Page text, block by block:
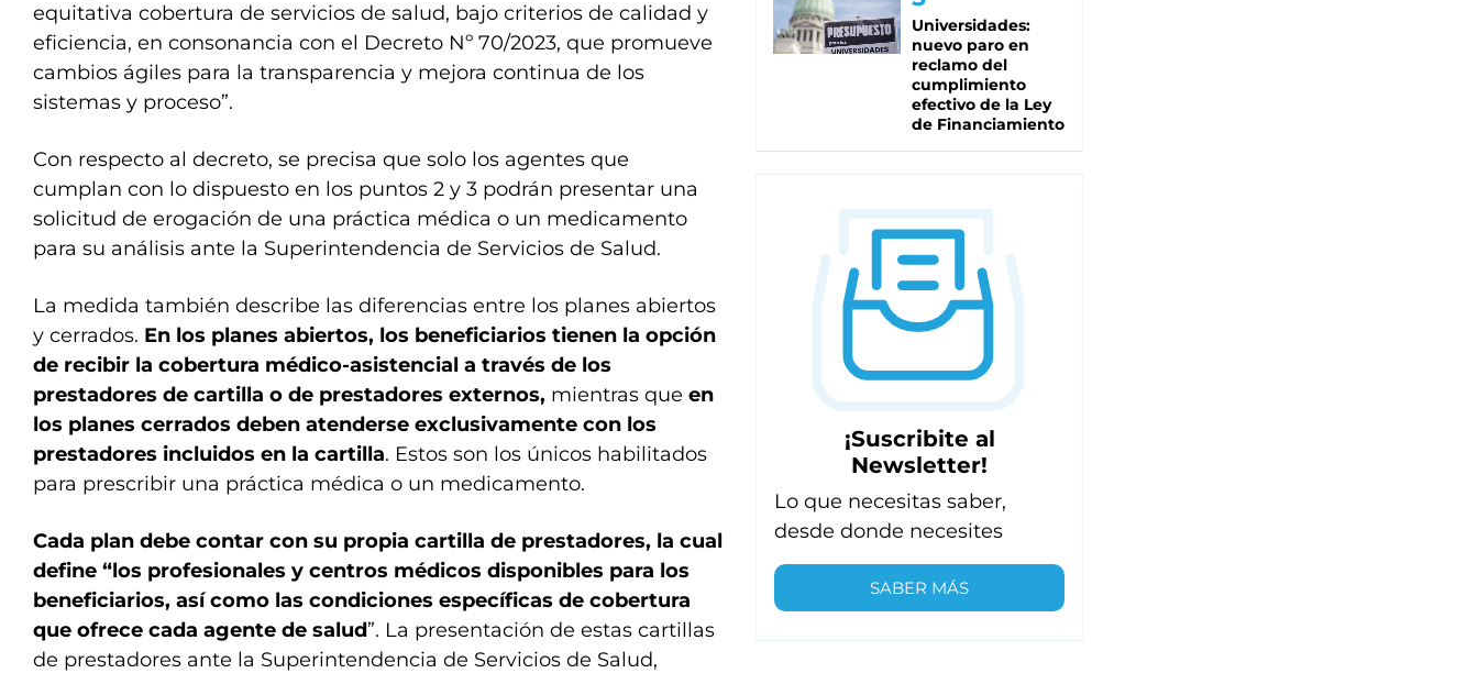
equitativa cobertura de servicios de salud, bajo criterios de calidad y
eficiencia, en consonancia con el Decreto Nº 70/2023, que promueve
cambios ágiles para la transparencia y mejora continua de los
sistemas y proceso”.
Con respecto al decreto, se precisa que solo los agentes que
cumplan con lo dispuesto en los puntos 2 y 3 podrán presentar una
solicitud de erogación de una práctica médica o un medicamento
para su análisis ante la Superintendencia de Servicios de Salud.
La medida también describe las diferencias entre los planes abiertos
y cerrados. En los planes abiertos, los beneficiarios tienen la opción
de recibir la cobertura médico-asistencial a través de los
prestadores de cartilla o de prestadores externos, mientras que en
los planes cerrados deben atenderse exclusivamente con los
prestadores incluidos en la cartilla. Estos son los únicos habilitados
para prescribir una práctica médica o un medicamento.
Cada plan debe contar con su propia cartilla de prestadores, la cual
define “los profesionales y centros médicos disponibles para los
beneficiarios, así como las condiciones específicas de cobertura
que ofrece cada agente de salud”. La presentación de estas cartillas
de prestadores ante la Superintendencia de Servicios de Salud,
Universidades:
nuevo paro en
reclamo del
cumplimiento
efectivo de la Ley
de Financiamiento
¡Suscribite al
Newsletter!
Lo que necesitas saber,
desde donde necesites
SABER MÁS